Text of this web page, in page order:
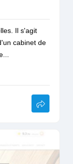
Il s'agit
cabinet de